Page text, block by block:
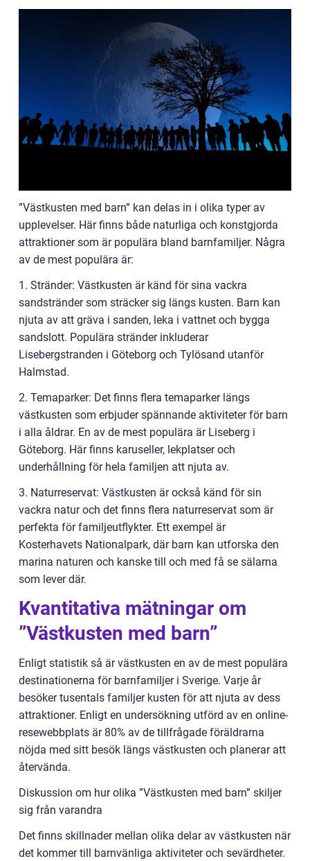
”Västkusten med barn” kan delas in i olika typer av
upplevelser. Här finns både naturliga och konstgjorda
attraktioner som är populära bland barnfamiljer. Några
av de mest populära är:
1. Stränder: Västkusten är känd för sina vackra
sandstränder som sträcker sig längs kusten. Barn kan
njuta av att gräva i sanden, leka i vattnet och bygga
sandslott. Populära stränder inkluderar
Lisebergstranden i Göteborg och Tylösand utanför
Halmstad.
2. Temaparker: Det finns flera temaparker längs
västkusten som erbjuder spännande aktiviteter för barn
i alla åldrar. En av de mest populära är Liseberg i
Göteborg. Här finns karuseller, lekplatser och
underhållning för hela familjen att njuta av.
3. Naturreservat: Västkusten är också känd för sin
vackra natur och det finns flera naturreservat som är
perfekta för familjeutflykter. Ett exempel är
Kosterhavets Nationalpark, där barn kan utforska den
marina naturen och kanske till och med få se sälarna
som lever där.
Kvantitativa mätningar om
”Västkusten med barn”
Enligt statistik så är västkusten en av de mest populära
destinationerna för barnfamiljer i Sverige. Varje år
besöker tusentals familjer kusten för att njuta av dess
attraktioner. Enligt en undersökning utförd av en online-
resewebbplats är 80% av de tillfrågade föräldrarna
nöjda med sitt besök längs västkusten och planerar att
återvända.
Diskussion om hur olika ”Västkusten med barn” skiljer
sig från varandra
Det finns skillnader mellan olika delar av västkusten när
det kommer till barnvänliga aktiviteter och sevärdheter.